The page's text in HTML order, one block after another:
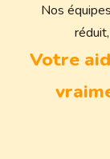
Nos
Votre